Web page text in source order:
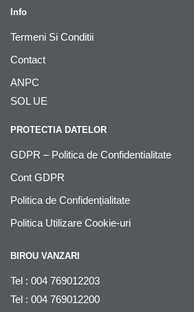
Info
Termeni Si Conditii
Contact
ANPC
SOL UE
PROTECTIA DATELOR
GDPR – Politica de Confidentialitate
Cont GDPR
Politica de Confidențialitate
Politica Utilizare Cookie-uri
BIROU VANZARI
Tel : 004 769012203
Tel : 004 769012200